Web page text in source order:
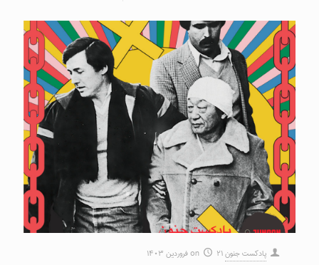
پادکست جنون on
۲۱ فروردین ۱۴۰۳